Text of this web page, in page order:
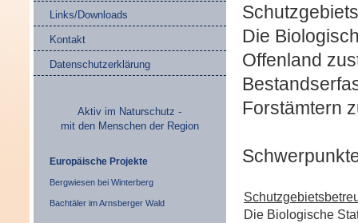
Links/Downloads
Kontakt
Datenschutzerklärung
Aktiv im Naturschutz -
mit den Menschen der Region
Europäische Projekte
Bergwiesen bei Winterberg
Bachtäler im Arnsberger Wald
Die
Offenland
Forstämtern
Die Biologische